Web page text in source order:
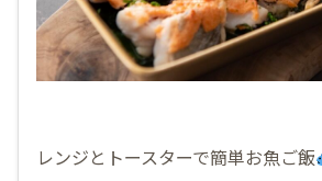
レンジとトースターで簡単お魚ご飯